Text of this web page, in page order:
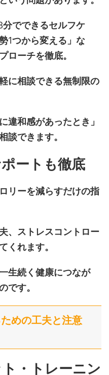
分でできるセルフケ
1つから変える」な
ローチを徹底。
に相談できる無制限の
違和感があったとき」
談できます。
ートも徹底
リーを減らすだけの指
、ストレスコントロー
くれます。
生続く健康につなが
です。
めの工夫と注意
・トレーニン